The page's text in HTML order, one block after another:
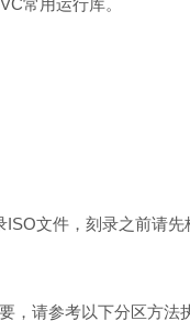
常用运行库。
文件，刻录之前请
，请参考以下分区方